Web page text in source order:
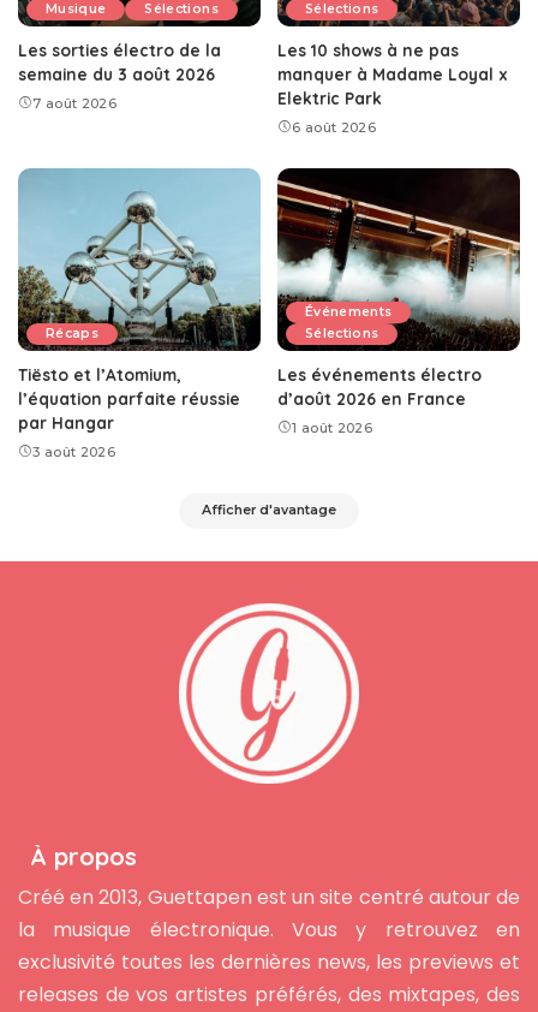
Musique Sélections
Les sorties électro de la
semaine du 3 août 2026
7 août 2026
Sélections
Les 10 shows à ne pas
manquer à Madame Loyal x
Elektric Park
6 août 2026
Récaps
Tiësto et l’Atomium,
l’équation parfaite réussie
par Hangar
3 août 2026
Événements
Sélections
Les événements électro
d’août 2026 en France
1 août 2026
Afficher d'avantage
À propos
Créé en 2013, Guettapen est un site centré autour de
la musique électronique. Vous y retrouvez en
exclusivité toutes les dernières news, les previews et
releases de vos artistes préférés, des mixtapes, des